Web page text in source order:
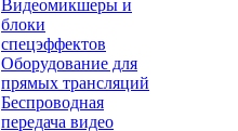
Видеомикшеры и
блоки
спецэффектов
Оборудование для
прямых трансляций
Беспроводная
передача видео